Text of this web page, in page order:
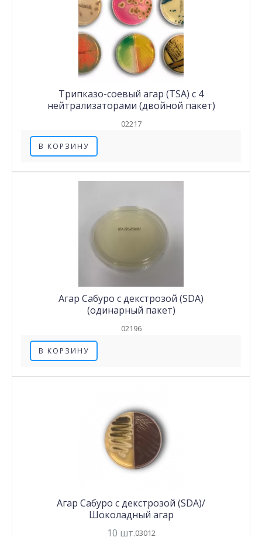
Трипказо-соевый агар (TSA) с 4
нейтрализаторами (двойной пакет)
02217
В КОРЗИНУ
Агар Сабуро с декстрозой (SDA)
(одинарный пакет)
02196
В КОРЗИНУ
Агар Сабуро с декстрозой (SDA)/
Шоколадный агар
10 шт.03012